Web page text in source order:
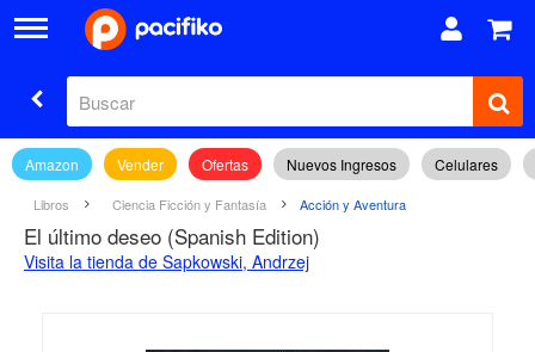
Amazon Vender Ofertas Nuevos Ingresos Celulares
Libros Ciencia Ficción y Fantasía Acción y Aventura
El último deseo (Spanish Edition)
Visita la tienda de Sapkowski, Andrzej